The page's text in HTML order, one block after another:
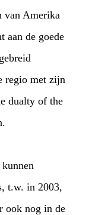
van Amerika
aan de goede
regio met zijn
dualty of the
t.w. in 2003,
ook nog in de